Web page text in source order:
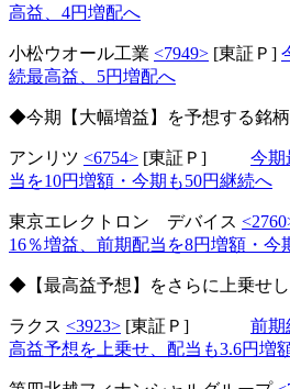
高益、4円増配へ
小松ウオール工業 <7949> [東証Ｐ]
続最高益、5円増配へ
◆今期【大幅増益】を予想する銘柄
アンリツ <6754> [東証Ｐ] 今期
当を10円増額・今期も50円継続へ
東京エレクトロン デバイス
16％増益、前期配当を8円増額・今
◆【最高益予想】をさらに上乗せし
ラクス <3923> [東証Ｐ] 前期
高益予想を上乗せ、配当も3.6円増